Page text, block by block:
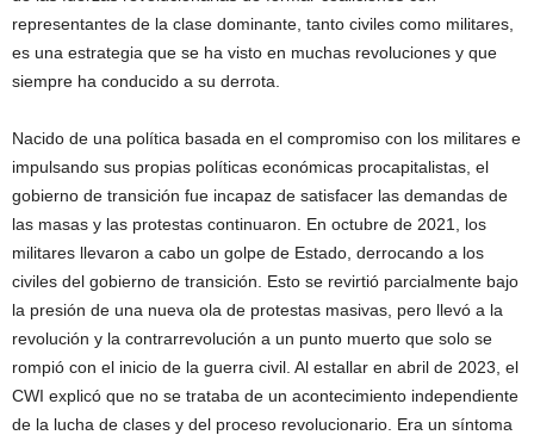
representantes de la clase dominante, tanto civiles como militares,
es una estrategia que se ha visto en muchas revoluciones y que
siempre ha conducido a su derrota.
Nacido de una política basada en el compromiso con los militares e
impulsando sus propias políticas económicas procapitalistas, el
gobierno de transición fue incapaz de satisfacer las demandas de
las masas y las protestas continuaron. En octubre de 2021, los
militares llevaron a cabo un golpe de Estado, derrocando a los
civiles del gobierno de transición. Esto se revirtió parcialmente bajo
la presión de una nueva ola de protestas masivas, pero llevó a la
revolución y la contrarrevolución a un punto muerto que solo se
rompió con el inicio de la guerra civil. Al estallar en abril de 2023, el
CWI explicó que no se trataba de un acontecimiento independiente
de la lucha de clases y del proceso revolucionario. Era un síntoma